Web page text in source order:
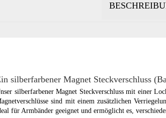
silberfarbener Magnet Steckverschluss
silberfarbener Magnet Steckverschluss mit einer
sind mit einem zusätzlichen
für Armbänder geeignet und ermöglicht es,